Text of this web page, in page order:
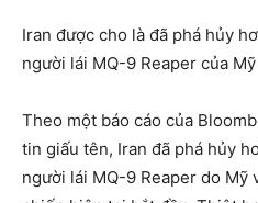
Iran được cho là đã phá hủy
người lái MQ-9 Reaper của Mỹ
Theo một báo cáo của
tin giấu tên, Iran đã phá hủy
người lái MQ-9 Reaper do Mỹ